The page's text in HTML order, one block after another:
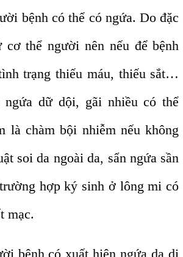
bệnh có thể có ngứa. Do đặc
thể người nên nếu để bệnh
trạng thiếu máu, thiếu sắt…
ngứa dữ dội, gãi nhiều có thể
là chàm bội nhiễm nếu không
soi da ngoài da, sẩn ngứa sần
hợp ký sinh ở lông mi có
mạc.
bệnh có xuất hiện ngứa da dị